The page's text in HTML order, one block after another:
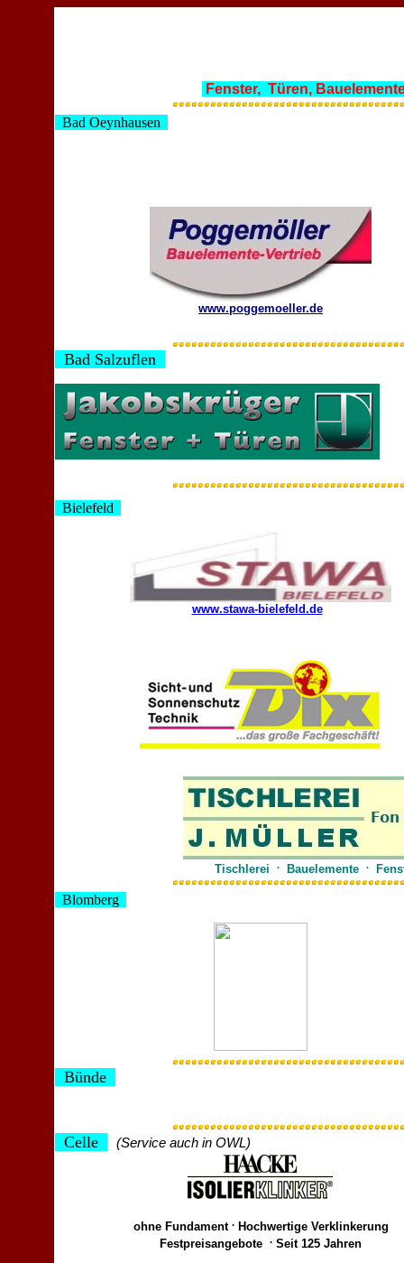
Fenster, Türen,
Bad Oeynhausen
www.poggemoeller.de
Bad Salzuflen
Bielefeld
www.stawa-bielefeld.de
Tischlerei .Bauelemente .
Blomberg
Bünde
Celle (Service auch in OWL)
ohne Fundament .Hochwertige Verklinkerung
Festpreisangebote
Seit 125 Jahren